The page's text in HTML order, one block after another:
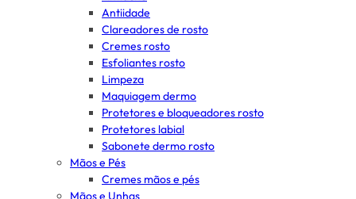
Antiidade
Clareadores de rosto
Cremes rosto
Esfoliantes rosto
Limpeza
Maquiagem dermo
Protetores e bloqueadores rosto
Protetores labial
Sabonete dermo rosto
Mãos e Pés
Cremes mãos e pés
Mãos e Unhas